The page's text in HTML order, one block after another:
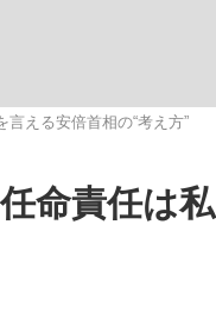
聞... 「クマ
える安倍首相の“考え方”
命責任は